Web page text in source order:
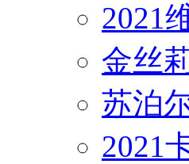
2021
金丝
苏泊
2021